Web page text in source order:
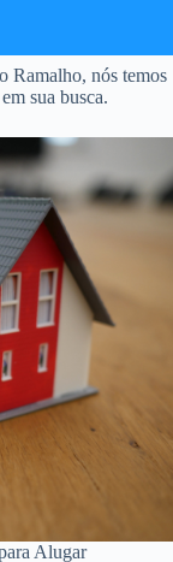
Ramalho, nós temos
sua busca.
Alugar